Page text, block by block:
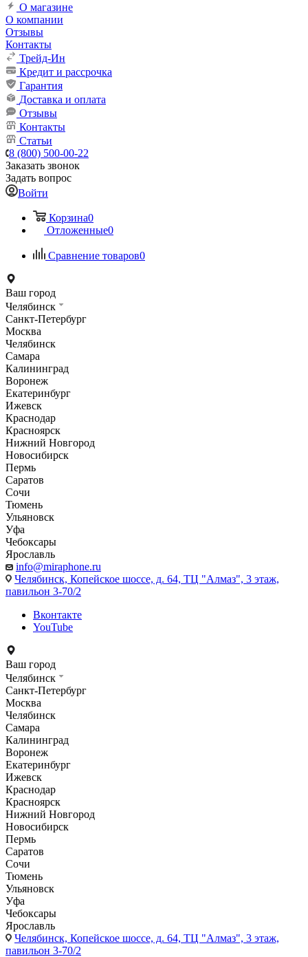
О магазине
О компании
Отзывы
Контакты
Трейд-Ин
Кредит и рассрочка
Гарантия
Доставка и оплата
Отзывы
Контакты
Статьи
8 (800) 500-00-22
Заказать звонок
Задать вопрос
Войти
Корзина0
Отложенные0
Сравнение товаров0
Ваш город
Челябинск
Санкт-Петербург
Москва
Челябинск
Самара
Калининград
Воронеж
Екатеринбург
Ижевск
Краснодар
Красноярск
Нижний Новгород
Новосибирск
Пермь
Саратов
Сочи
Тюмень
Ульяновск
Уфа
Чебоксары
Ярославль
info@miraphone.ru
Челябинск, Копейское шоссе, д. 64, ТЦ "Алмаз", 3 этаж,
павильон 3-70/2
Вконтакте
YouTube
Ваш город
Челябинск
Санкт-Петербург
Москва
Челябинск
Самара
Калининград
Воронеж
Екатеринбург
Ижевск
Краснодар
Красноярск
Нижний Новгород
Новосибирск
Пермь
Саратов
Сочи
Тюмень
Ульяновск
Уфа
Чебоксары
Ярославль
Челябинск, Копейское шоссе, д. 64, ТЦ "Алмаз", 3 этаж,
павильон 3-70/2